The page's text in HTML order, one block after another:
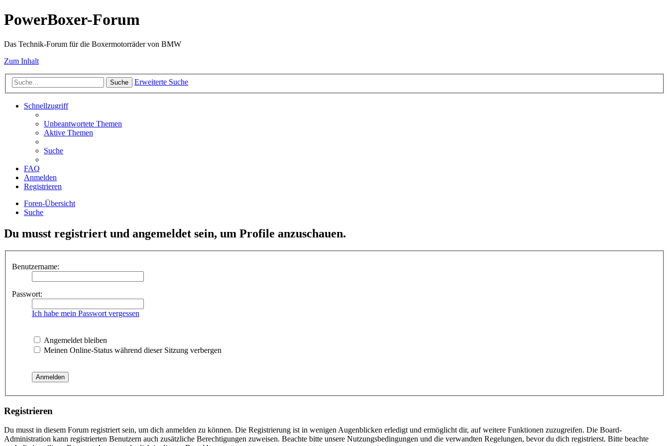
PowerBoxer-Forum
Das Technik-Forum für die Boxermotorräder von BMW
Zum Inhalt
Suche Erweiterte Suche
Schnellzugriff
Unbeantwortete Themen
Aktive Themen
Suche
FAQ
Anmelden
Registrieren
Foren-Übersicht
Suche
Du musst registriert und angemeldet sein, um Profile anzuschauen.
Benutzername:
Passwort:
Ich habe mein Passwort vergessen
Angemeldet bleiben
Meinen Online-Status während dieser Sitzung verbergen
Registrieren
Du musst in diesem Forum registriert sein, um dich anmelden zu können. Die Registrierung ist in wenigen Augenblicken erledigt und ermöglicht dir, auf weitere Funktionen zuzugreifen. Die Board-
Administration kann registrierten Benutzern auch zusätzliche Berechtigungen zuweisen. Beachte bitte unsere Nutzungsbedingungen und die verwandten Regelungen, bevor du dich registrierst. Bitte beachte